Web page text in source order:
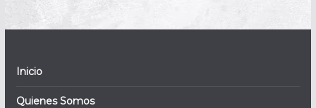
Inicio
Quienes Somos